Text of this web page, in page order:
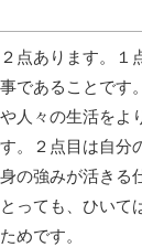
点あります。１
であることです
人々の生活をよ
。２点目は自分
の強みが活きる
っても、ひいて
めです。